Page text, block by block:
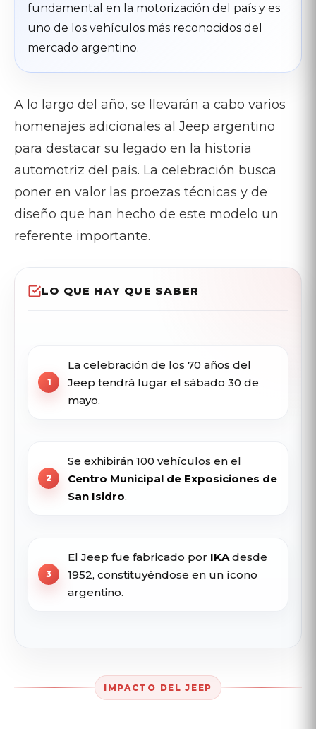
fundamental en la motorización del país y es
uno de los vehículos más reconocidos del
mercado argentino.
A lo largo del año, se llevarán a cabo varios
homenajes adicionales al Jeep argentino
para destacar su legado en la historia
automotriz del país. La celebración busca
poner en valor las proezas técnicas y de
diseño que han hecho de este modelo un
referente importante.
LO QUE HAY QUE SABER
La celebración de los 70 años del
Jeep tendrá lugar el sábado 30 de
mayo.
Se exhibirán 100 vehículos en el
Centro Municipal de Exposiciones de
San Isidro.
El Jeep fue fabricado por IKAdesde
1952, constituyéndose en un ícono
argentino.
IMPACTO DEL JEEP